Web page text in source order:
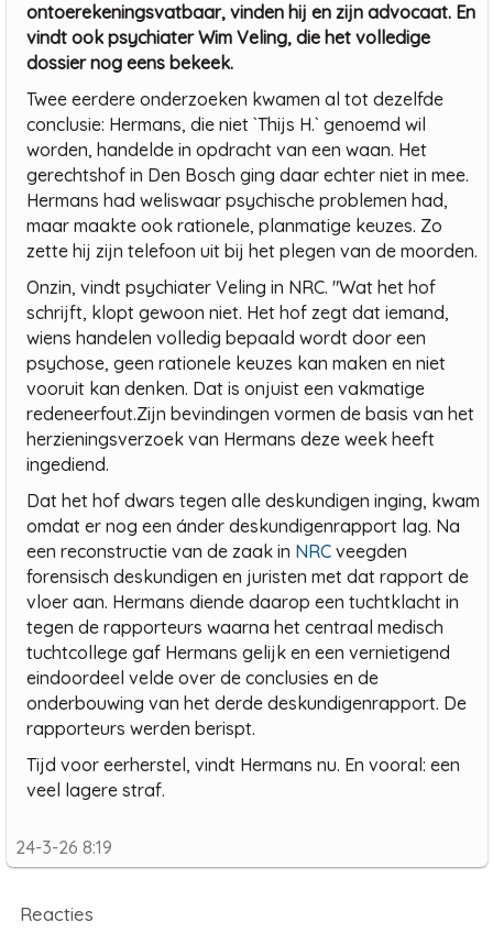
ontoerekeningsvatbaar, vinden hij en zijn advocaat. En
vindt ook psychiater Wim Veling, die het volledige
dossier nog eens bekeek.
Twee eerdere onderzoeken kwamen al tot dezelfde
conclusie: Hermans, die niet `Thijs H.` genoemd wil
worden, handelde in opdracht van een waan. Het
gerechtshof in Den Bosch ging daar echter niet in mee.
Hermans had weliswaar psychische problemen had,
maar maakte ook rationele, planmatige keuzes. Zo
zette hij zijn telefoon uit bij het plegen van de moorden.
Onzin, vindt psychiater Veling in NRC. "Wat het hof
schrijft, klopt gewoon niet. Het hof zegt dat iemand,
wiens handelen volledig bepaald wordt door een
psychose, geen rationele keuzes kan maken en niet
vooruit kan denken. Dat is onjuist een vakmatige
redeneerfout.Zijn bevindingen vormen de basis van het
herzieningsverzoek van Hermans deze week heeft
ingediend.
Dat het hof dwars tegen alle deskundigen inging, kwam
omdat er nog een ánder deskundigenrapport lag. Na
een reconstructie van de zaak in NRC veegden
forensisch deskundigen en juristen met dat rapport de
vloer aan. Hermans diende daarop een tuchtklacht in
tegen de rapporteurs waarna het centraal medisch
tuchtcollege gaf Hermans gelijk en een vernietigend
eindoordeel velde over de conclusies en de
onderbouwing van het derde deskundigenrapport. De
rapporteurs werden berispt.
Tijd voor eerherstel, vindt Hermans nu. En vooral: een
veel lagere straf.
24-3-26 8:19
Reacties